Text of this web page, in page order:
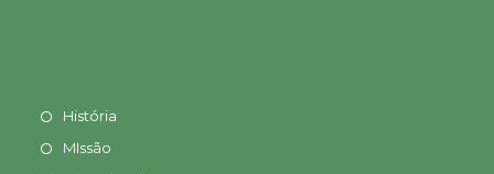
História
MIssão